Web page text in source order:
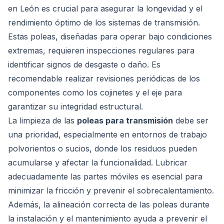
en León es crucial para asegurar la longevidad y el
rendimiento óptimo de los sistemas de transmisión.
Estas poleas, diseñadas para operar bajo condiciones
extremas, requieren inspecciones regulares para
identificar signos de desgaste o daño. Es
recomendable realizar revisiones periódicas de los
componentes como los cojinetes y el eje para
garantizar su integridad estructural.
La limpieza de las poleas para transmisión debe ser
una prioridad, especialmente en entornos de trabajo
polvorientos o sucios, donde los residuos pueden
acumularse y afectar la funcionalidad. Lubricar
adecuadamente las partes móviles es esencial para
minimizar la fricción y prevenir el sobrecalentamiento.
Además, la alineación correcta de las poleas durante
la instalación y el mantenimiento ayuda a prevenir el